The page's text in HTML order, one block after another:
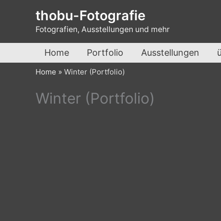
thobu-Fotografie
Fotografien, Ausstellungen und mehr
Home Portfolio Ausstellungen
Home » Winter (Portfolio)
Winter (Portfolio)